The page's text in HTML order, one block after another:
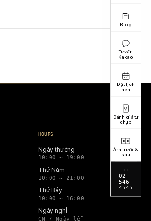
HOURS
Ngày thường
10:00 ~ 19:00
Thứ Năm
10:00 ~ 21:00
Thứ Bảy
10:00 ~ 16:00
Ngày nghỉ
CN / Ngày lễ
Blog
Tư vấn
Kakao
Đặt lịch
hẹn
Đánh giá tự
chụp
Ảnh trước &
sau
TEL
02
546
4545